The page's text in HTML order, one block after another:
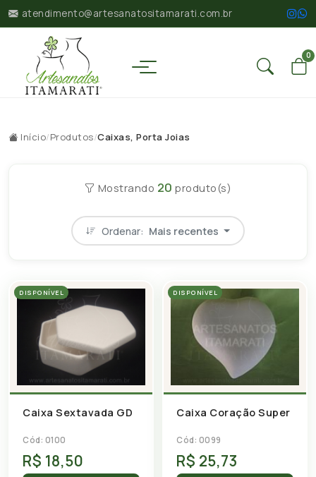
atendimento@artesanatositamarati.com.br
0
Início/Produtos/Caixas, Porta Joias
Mostrando 20 produto(s)
Ordenar: Mais recentes
DISPONÍVEL
Caixa Sextavada GD
Cód: 0100
R$ 18,50
DISPONÍVEL
Caixa Coração Super
Cód: 0099
R$ 25,73